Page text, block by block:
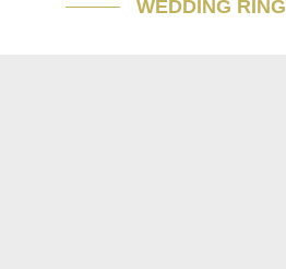
WEDDING RING